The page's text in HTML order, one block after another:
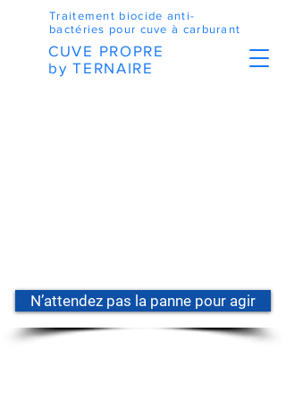
CUVE PROPRE
by TERNAIRE
Traitement biocide anti-
bactéries pour cuve à carburant
N’attendez pas la panne pour agir